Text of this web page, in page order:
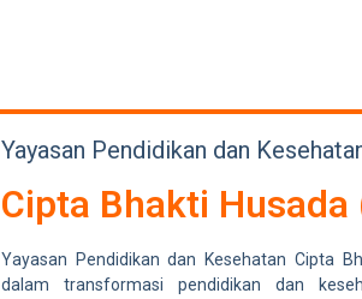
Yayasan Pendidikan dan
Cipta Bhakti Husada
Yayasan Pendidikan dan Kesehatan Cipta
dalam transformasi pendidikan dan